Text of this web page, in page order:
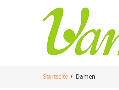
Startseite / Damen